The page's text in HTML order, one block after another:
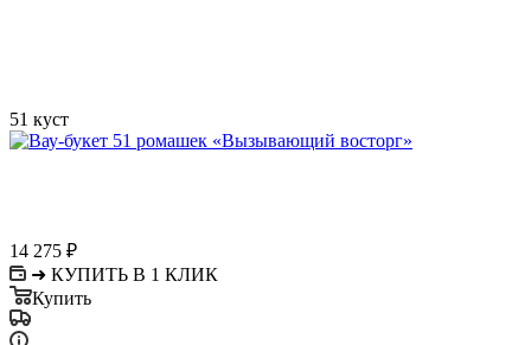
51 куст
14 275 ₽
➜ КУПИТЬ В 1 КЛИК
Купить